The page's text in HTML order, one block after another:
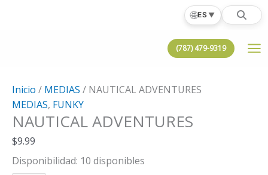
🌐ES▼
(787) 479-9319
Inicio / MEDIAS / NAUTICAL ADVENTURES
MEDIAS, FUNKY
NAUTICAL ADVENTURES
$9.99
Disponibilidad: 10 disponibles